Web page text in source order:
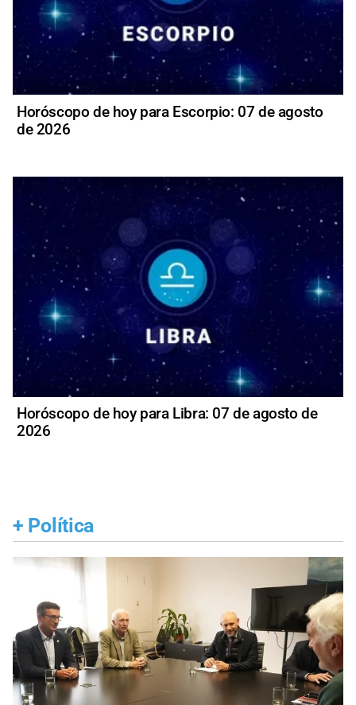
Horóscopo de hoy para Escorpio: 07 de agosto
de 2026
Horóscopo de hoy para Libra: 07 de agosto de
2026
+ Política